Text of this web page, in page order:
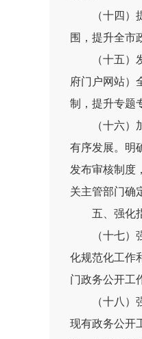
（十四
围，提升全市
（十五）
府门户网站）
制，提升专题
（十六）
有序发展。明
发布审核制度
关主管部门确
五、强化
（十七）
化规范化工作
门政务公开工
（十八）
现有政务公开